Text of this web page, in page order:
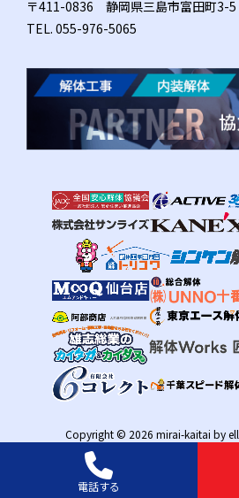
〒411-0836 静岡県三島市富田町3-5
TEL. 055-976-5065
Copyright © 2026 mirai-kaitai by
電話する